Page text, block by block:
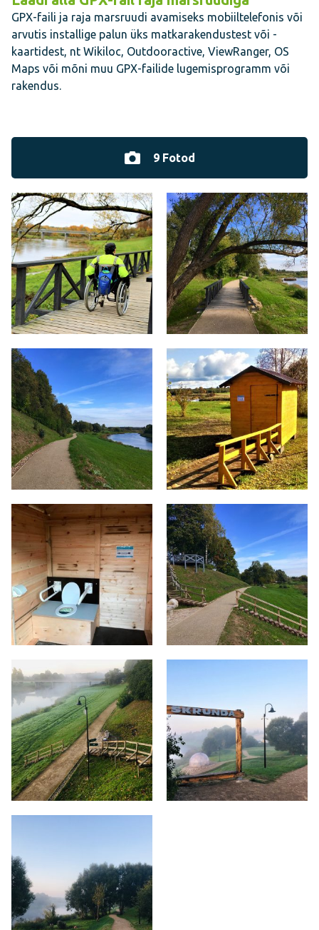
GPX-faili ja raja marsruudi avamiseks mobiiltelefonis või
arvutis installige palun üks matkarakendustest või -
kaartidest, nt Wikiloc, Outdooractive, ViewRanger, OS
Maps või mõni muu GPX-failide lugemisprogramm või
rakendus.
9 Fotod